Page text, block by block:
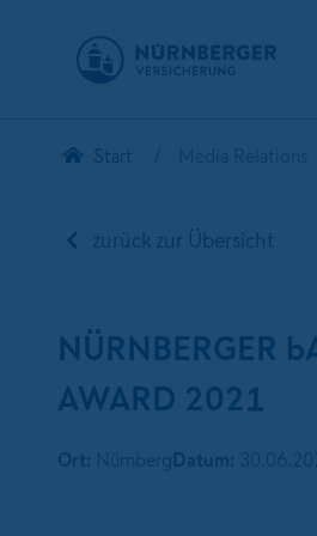
Start Media Relations
zurück zur Übersicht
NÜRNBERGER
AWARD 2021